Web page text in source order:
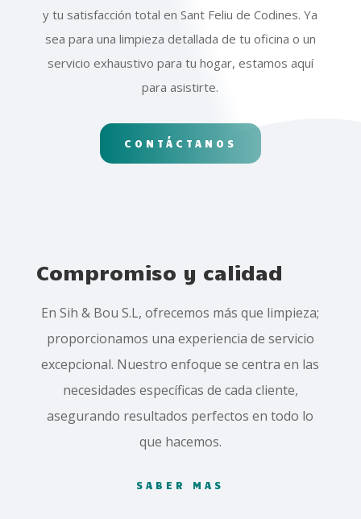
y tu satisfacción total en Sant Feliu de Codines. Ya
sea para una limpieza detallada de tu oficina o un
servicio exhaustivo para tu hogar, estamos aquí
para asistirte.
CONTÁCTANOS
Compromiso y calidad
En Sih & Bou S.L, ofrecemos más que limpieza;
proporcionamos una experiencia de servicio
excepcional. Nuestro enfoque se centra en las
necesidades específicas de cada cliente,
asegurando resultados perfectos en todo lo
que hacemos.
SABER MAS